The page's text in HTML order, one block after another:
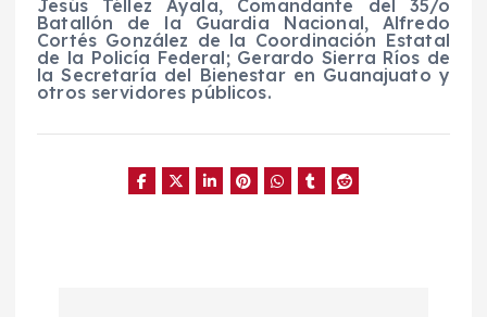
Jesús Téllez Ayala, Comandante del 35/o
Batallón de la Guardia Nacional, Alfredo
Cortés González de la Coordinación Estatal
de la Policía Federal; Gerardo Sierra Ríos de
la Secretaría del Bienestar en Guanajuato y
otros servidores públicos.